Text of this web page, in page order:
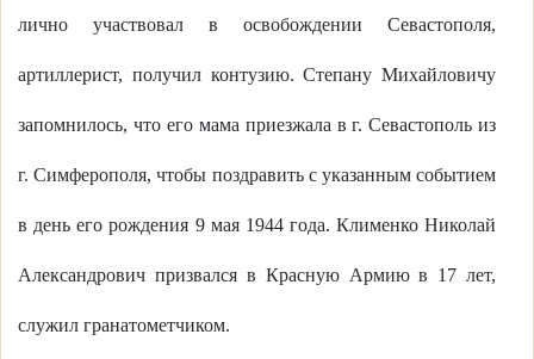
лично участвовал в освобождении Севастополя,
артиллерист, получил контузию. Степану Михайловичу
запомнилось, что его мама приезжала в г. Севастополь из
г. Симферополя, чтобы поздравить с указанным событием
в день его рождения 9 мая 1944 года. Клименко Николай
Александрович призвался в Красную Армию в 17 лет,
служил гранатометчиком.